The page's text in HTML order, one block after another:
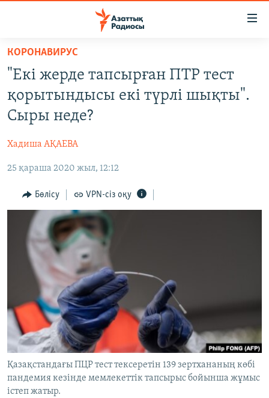
Skip
main
content
Skip
main
Skip
Search
ЖАҢАЛЫҚТАР
AZATTYQTV
АДАМ ҚҰҚЫҚТАРЫ
ӘЛЕУМЕТ
ӘЛЕМ
АРНАЙЫ ЖОБАЛАР
Русский
ЖАЗЫЛЫҢЫЗ
Басқа тілдерде
КОРОНАВИРУС
"Екі жерде тапсырған ПТР тест
қорытындысы екі түрлі шықты".
Сыры неде?
Хадиша АҚАЕВА
25 қараша 2020 жыл, 12:12
Бөлісу VPN-сіз оқу
Қазақстандағы ПЦР тест тексеретін 139 зертхананың көбі
пандемия кезінде мемлекеттік тапсырыс бойынша жұмыс
істеп жатыр.